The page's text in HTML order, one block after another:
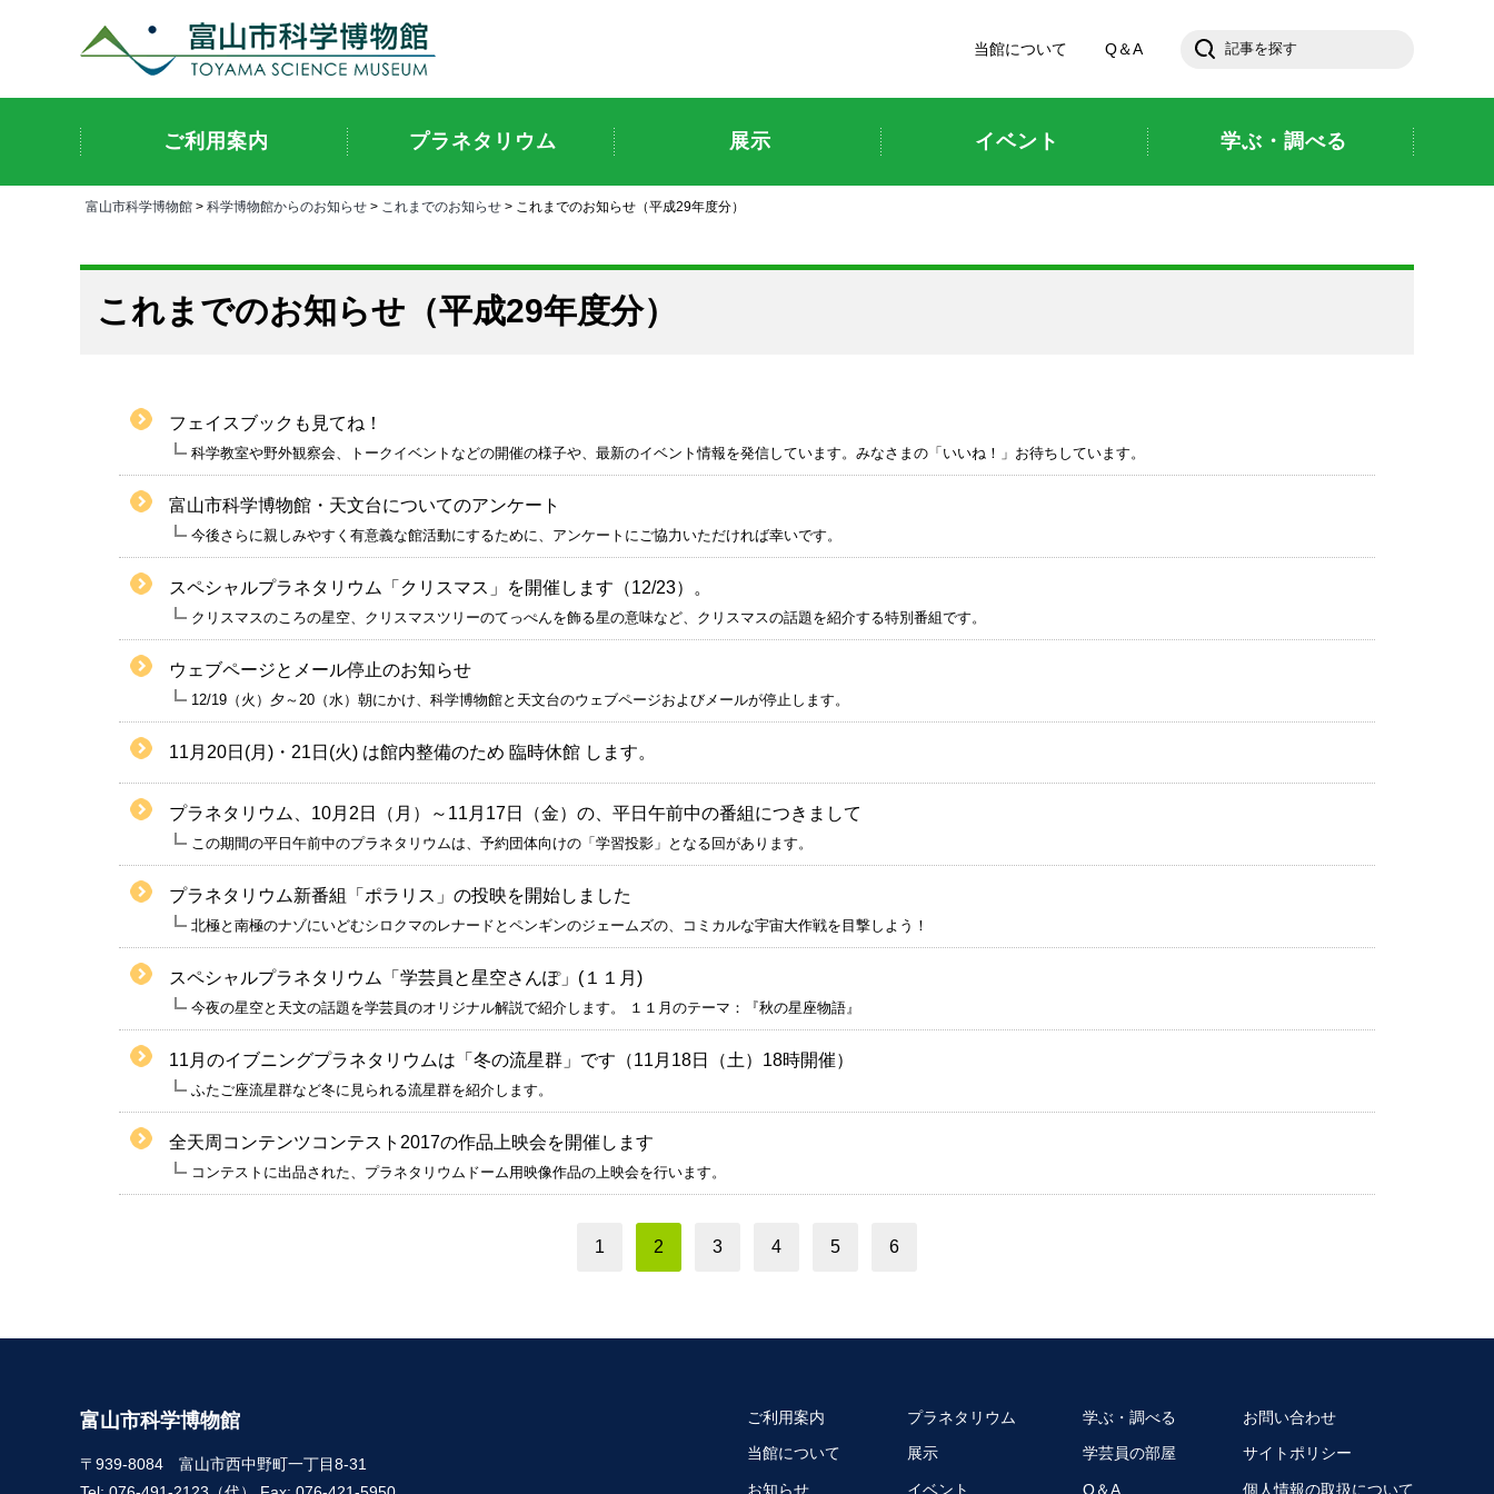
当館について
Q＆A
ご利用案内 プラネタリウム 展示 イベント 学ぶ・調べる
富山市科学博物館 > 科学博物館からのお知らせ > これまでのお知らせ > これまでのお知らせ（平成29年度分）
これまでのお知らせ（平成29年度分）
フェイスブックも見てね！
科学教室や野外観察会、トークイベントなどの開催の様子や、最新のイベント情報を発信しています。みなさまの「いいね！」お待ちしています。
富山市科学博物館・天文台についてのアンケート
今後さらに親しみやすく有意義な館活動にするために、アンケートにご協力いただければ幸いです。
スペシャルプラネタリウム「クリスマス」を開催します（12/23）。
クリスマスのころの星空、クリスマスツリーのてっぺんを飾る星の意味など、クリスマスの話題を紹介する特別番組です。
ウェブページとメール停止のお知らせ
12/19（火）夕～20（水）朝にかけ、科学博物館と天文台のウェブページおよびメールが停止します。
11月20日(月)・21日(火) は館内整備のため 臨時休館 します。
プラネタリウム、10月2日（月）～11月17日（金）の、平日午前中の番組につきまして
この期間の平日午前中のプラネタリウムは、予約団体向けの「学習投影」となる回があります。
プラネタリウム新番組「ポラリス」の投映を開始しました
北極と南極のナゾにいどむシロクマのレナードとペンギンのジェームズの、コミカルな宇宙大作戦を目撃しよう！
スペシャルプラネタリウム「学芸員と星空さんぽ」(１１月)
今夜の星空と天文の話題を学芸員のオリジナル解説で紹介します。 １１月のテーマ：『秋の星座物語』
11月のイブニングプラネタリウムは「冬の流星群」です（11月18日（土）18時開催）
ふたご座流星群など冬に見られる流星群を紹介します。
全天周コンテンツコンテスト2017の作品上映会を開催します
コンテストに出品された、プラネタリウムドーム用映像作品の上映会を行います。
1 2 3 4 5 6
富山市科学博物館
〒939-8084 富山市西中野町一丁目8-31
ご利用案内
当館について
お知らせ
プラネタリウム
展示
イベント
学ぶ・調べる
学芸員の部屋
Q＆A
お問い合わせ
サイトポリシー
個人情報の取扱について